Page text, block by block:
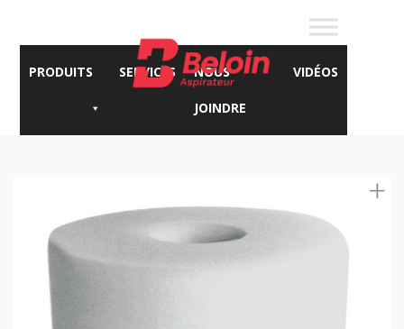
PRODUITS SERVICES NOUS
JOINDRE
VIDÉOS